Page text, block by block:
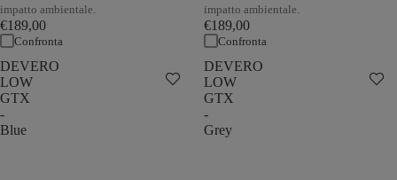
impatto ambientale.
€189,00
Confronta
impatto ambientale.
€189,00
Confronta
DEVERO
LOW
GTX
-
Blue
DEVERO
LOW
GTX
-
Grey